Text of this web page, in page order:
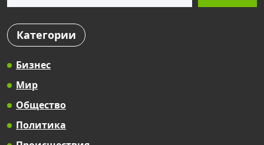
Категории
Бизнес
Мир
Общество
Политика